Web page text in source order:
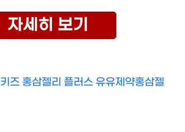
자세히 보기
즈 홍삼젤리 플러스 유유제약홍삼젤